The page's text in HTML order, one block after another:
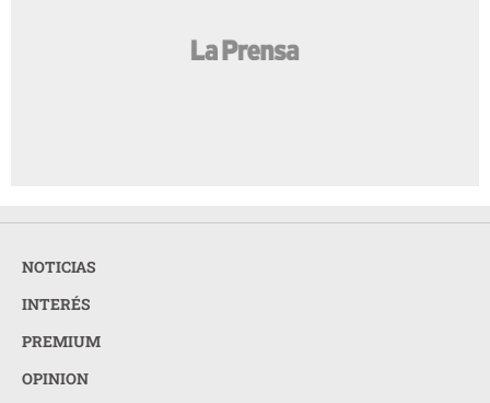
NOTICIAS
INTERÉS
PREMIUM
OPINION